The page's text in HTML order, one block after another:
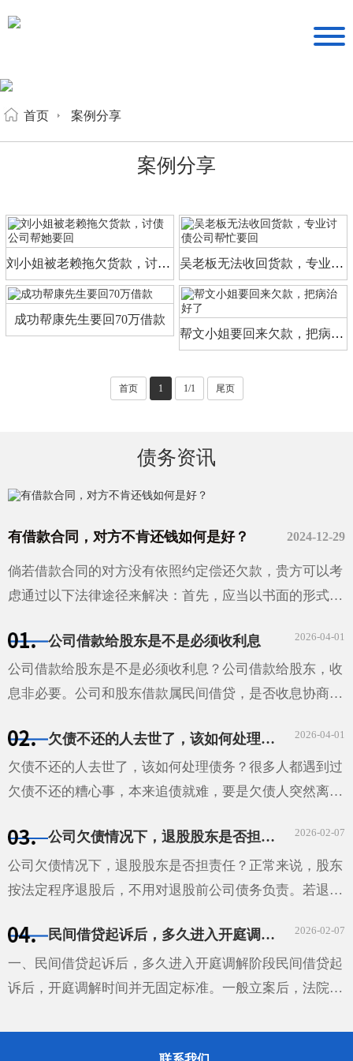
首页 案例分享
案例分享
刘小姐被老赖拖欠货款，讨债公司帮她要回 吴老板无法收回货款，专业讨债公司帮忙要回
成功帮康先生要回70万借款
帮文小姐要回来欠款，把病治好了
首页 1 1/1 尾页
债务资讯
2024-12-29
有借款合同，对方不肯还钱如何是好？
倘若借款合同的对方没有依照约定偿还欠款，贵方可以考
虑通过以下法律途径来解决：首先，应当以书面的形式给
果经过催告···
2026-04-01
公司借款给股东是不是必须收利息
公司借款给股东是不是必须收利息？公司借款给股东，收
息非必要。公司和股东借款属民间借贷，是否收息协商确
视为无利息；约定不明且无法补充协议，自然人股东借款
···
2026-04-01
欠债不还的人去世了，该如何处理债务？
欠债不还的人去世了，该如何处理债务？很多人都遇到过
欠债不还的糟心事，本来追债就难，要是欠债人突然离
问题。债主心里那叫一个着急，不知道该怎么办才好。其
实···
2026-02-07
公司欠债情况下，退股股东是否担责任
公司欠债情况下，退股股东是否担责任？正常来说，股东
按法定程序退股后，不用对退股前公司债务负责。若退股
范围内，对公司不能清偿的债务担责。股东未足额出资，
···
2026-02-07
民间借贷起诉后，多久进入开庭调解阶段
一、民间借贷起诉后，多久进入开庭调解阶段民间借贷起
诉后，开庭调解时间并无固定标准。一般立案后，法院会
1-2个月左右可能安排调解，但这不是绝对的。如果该案